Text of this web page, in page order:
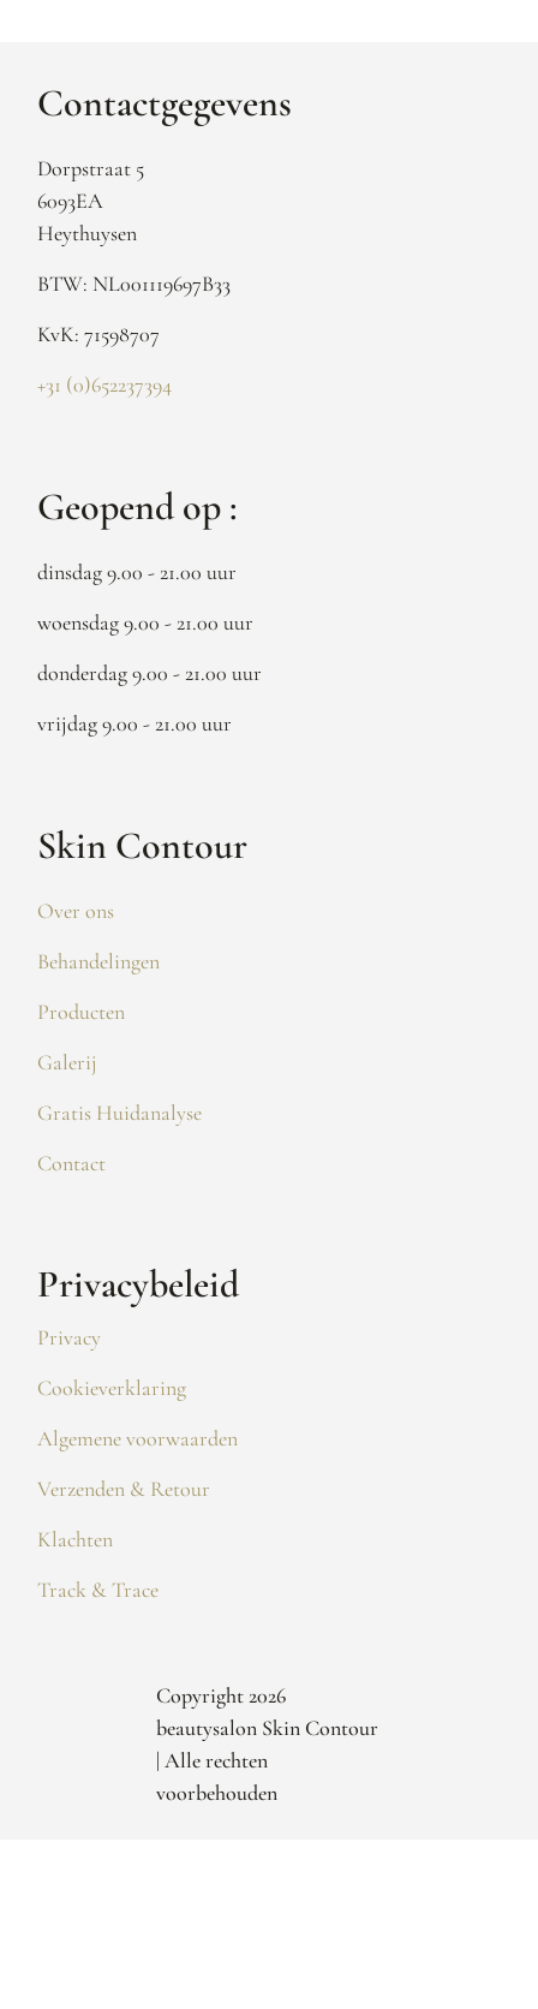
Contactgegevens
Dorpstraat 5
6093EA
Heythuysen
BTW: NL001119697B33
KvK: 71598707
+31 (0)652237394
Geopend op :
dinsdag 9.00 - 21.00 uur
woensdag 9.00 - 21.00 uur
donderdag 9.00 - 21.00 uur
vrijdag 9.00 - 21.00 uur
Skin Contour
Over ons
Behandelingen
Producten
Galerij
Gratis Huidanalyse
Contact
Privacybeleid
Privacy
Cookieverklaring
Algemene voorwaarden
Verzenden & Retour
Klachten
Track & Trace
Copyright 2026
beautysalon Skin Contour
| Alle rechten
voorbehouden